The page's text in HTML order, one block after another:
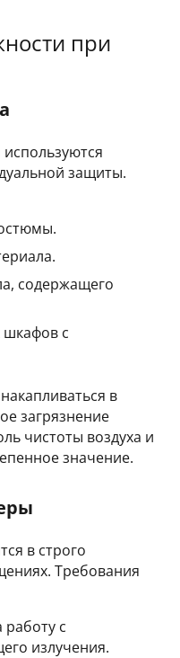
при
защиты.
содержащего
с
в
загрязнение
чистоты воздуха и
значение.
в строго
Требования
с
излучения.